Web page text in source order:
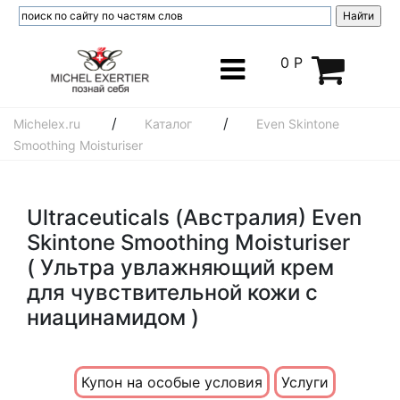
0 Р
Michelex.ru / Каталог /
Even Skintone
Smoothing Moisturiser
Ultraceuticals (Австралия) Even
Skintone Smoothing Moisturiser
( Ультра увлажняющий крем
для чувствительной кожи с
ниацинамидом )
Купон на особые условия Услуги